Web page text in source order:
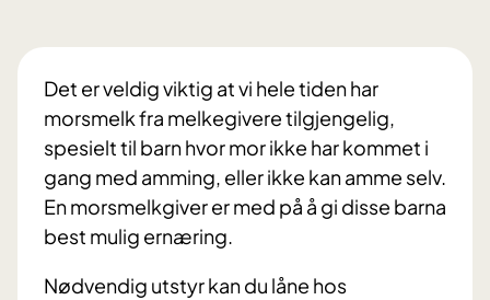
Det er veldig viktig at vi hele tiden har
morsmelk fra melkegivere tilgjengelig,
spesielt til barn hvor mor ikke har kommet i
gang med amming, eller ikke kan amme selv.
En morsmelkgiver er med på å gi disse barna
best mulig ernæring.
Nødvendig utstyr kan du låne hos